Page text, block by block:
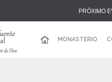
PRÓXIMO
MONASTERIO